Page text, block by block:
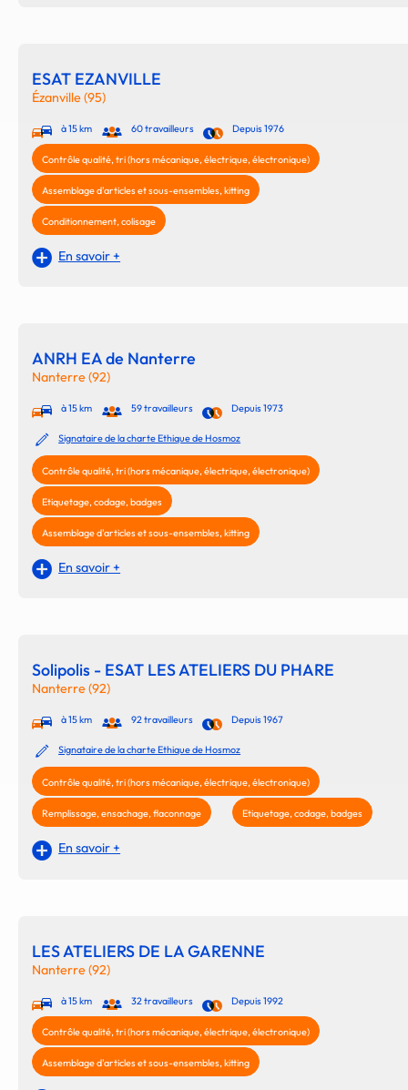
ESAT EZANVILLE
Ézanville (95)
à 15 km 60 travailleurs Depuis 1976
Contrôle qualité, tri (hors mécanique, électrique, électronique)
Assemblage d'articles et sous-ensembles, kitting
Conditionnement, colisage
En savoir +
ANRH EA de Nanterre
Nanterre (92)
à 15 km 59 travailleurs Depuis 1973
Signataire de la charte Ethique de Hosmoz
Contrôle qualité, tri (hors mécanique, électrique, électronique)
Etiquetage, codage, badges
Assemblage d'articles et sous-ensembles, kitting
En savoir +
Solipolis - ESAT LES ATELIERS DU PHARE
Nanterre (92)
à 15 km 92 travailleurs Depuis 1967
Signataire de la charte Ethique de Hosmoz
Contrôle qualité, tri (hors mécanique, électrique, électronique)
Remplissage, ensachage, flaconnage Etiquetage, codage, badges
En savoir +
LES ATELIERS DE LA GARENNE
Nanterre (92)
à 15 km 32 travailleurs Depuis 1992
Contrôle qualité, tri (hors mécanique, électrique, électronique)
Assemblage d'articles et sous-ensembles, kitting